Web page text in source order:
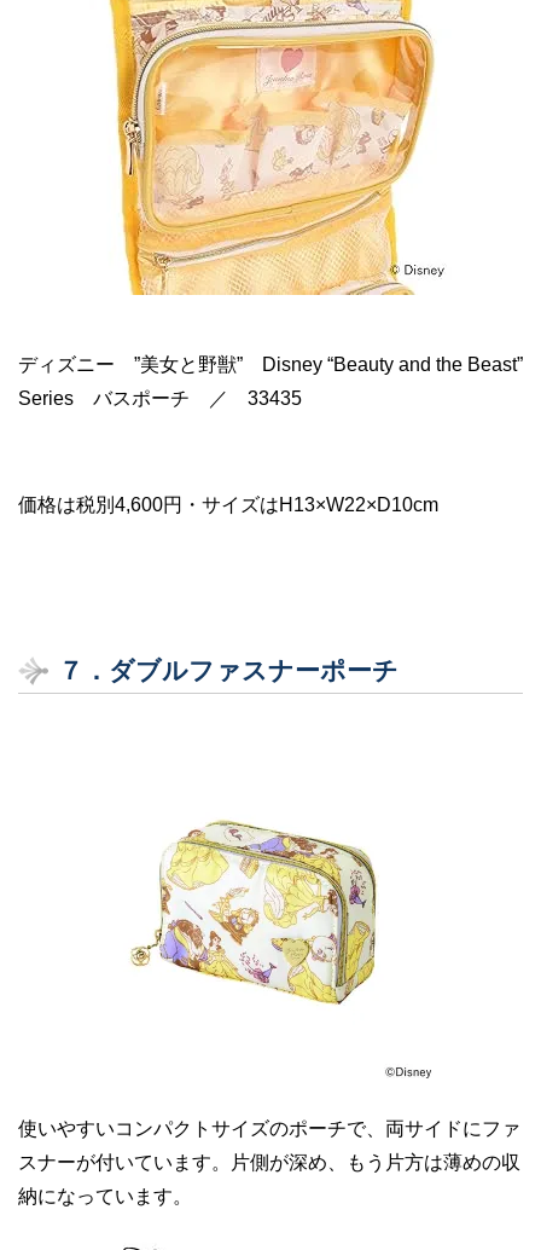
ディズニー ”美女と野獣” Disney “Beauty and the Beast”
Series バスポーチ ／ 33435
価格は税別4,600円・サイズはH13×W22×D10cm
７． ダブルファスナーポーチ
使いやすいコンパクトサイズのポーチで、両サイドにファ
スナーが付いています。片側が深め、もう片方は薄めの収
納になっています。